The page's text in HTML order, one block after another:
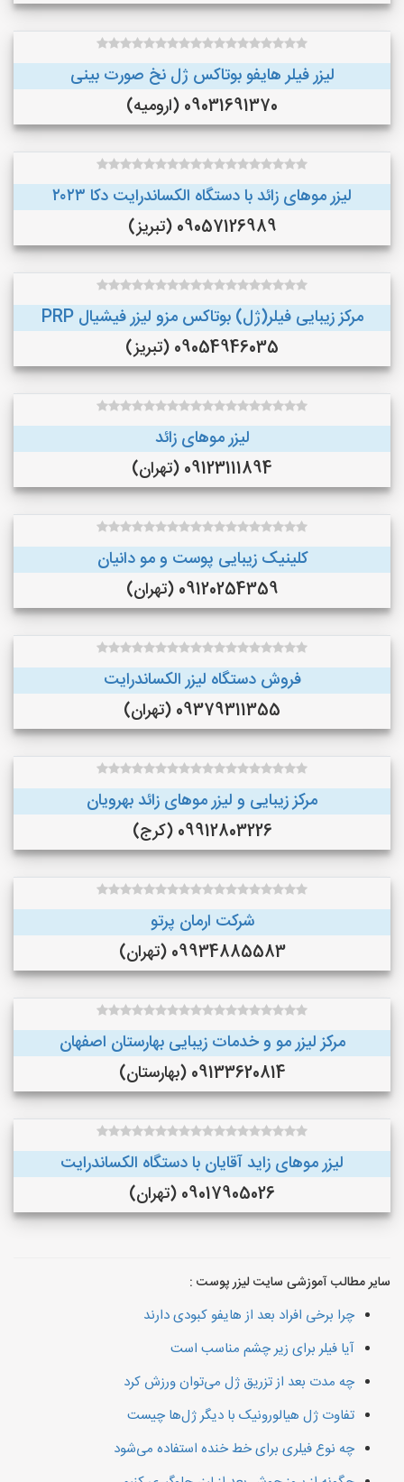
لیزر فیلر هایفو بوتاکس ژل نخ صورت بینی
09031691370 (ارومیه)
لیزر موهای زائد با دستگاه الکساندرایت دکا ۲۰۲۳
09057126989 (تبریز)
مرکز زیبایی فیلر(ژل) بوتاکس مزو لیزر فیشیال PRP
09054946035 (تبریز)
لیزر موهای زائد
09123111894 (تهران)
کلینیک زیبایی پوست و مو دانیان
09120254359 (تهران)
فروش دستگاه لیزر الکساندرایت
09379311355 (تهران)
مرکز زیبایی و لیزر موهای زائد بهرویان
09912803226 (کرج)
شرکت ارمان پرتو
09934885583 (تهران)
مرکز لیزر مو و خدمات زیبایی بهارستان اصفهان
09133620814 (بهارستان)
لیزر موهای زاید آقایان با دستگاه الکساندرایت
09017905026 (تهران)
سایر مطالب آموزشی سایت لیزر پوست :
چرا برخی افراد بعد از هایفو کبودی دارند
آیا فیلر برای زیر چشم مناسب است
چه مدت بعد از تزریق ژل می‌توان ورزش کرد
تفاوت ژل هیالورونیک با دیگر ژل‌ها چیست
چه نوع فیلری برای خط خنده استفاده می‌شود